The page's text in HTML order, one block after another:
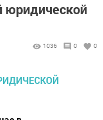
юридической
1036 0 0